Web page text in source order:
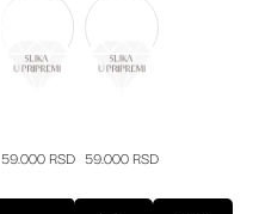
59.000 RSD 59.000 RSD